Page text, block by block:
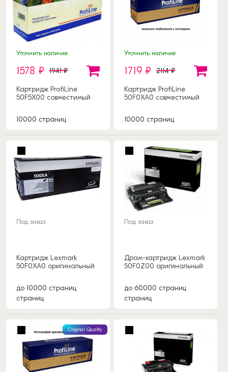
Уточнить наличие
1578 ₽ 1941 ₽
Картридж ProfiLine
50F5X00 совместимый
10000 страниц
Уточнить наличие
1719 ₽ 2114 ₽
Картридж ProfiLine
50F0XA0 совместимый
10000 страниц
Под заказ
Картридж Lexmark
50F0XA0 оригинальный
до 10000 страниц
страниц
Под заказ
Драм-картридж Lexmark
50F0Z00 оригинальный
до 60000 страниц
страниц
Original Quality